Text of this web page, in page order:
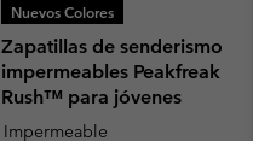
Nuevos Colores
Zapatillas de senderismo
impermeables Peakfreak
Rush™ para jóvenes
Impermeable